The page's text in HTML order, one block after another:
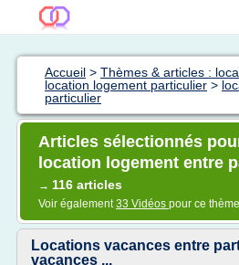
Accueil > Thèmes & articles :
location logement particulier >
particulier
Articles sélectionnés
location logement entre
→ 116 articles
Voir également33 Vidéos pour ce thème
Locations vacances entre
vacances ...